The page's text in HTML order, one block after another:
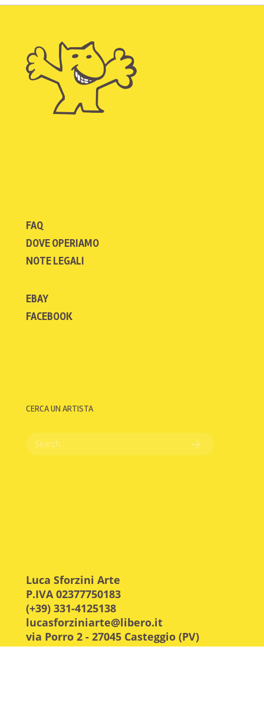
FAQ
DOVE OPERIAMO
NOTE LEGALI
EBAY
FACEBOOK
CERCA UN ARTISTA
Luca Sforzini Arte
P.IVA 02377750183
(+39) 331-4125138
lucasforziniarte@libero.it
via Porro 2 - 27045 Casteggio (PV)
Cod. Fisc. e n.iscr. CCIAA Pavia: